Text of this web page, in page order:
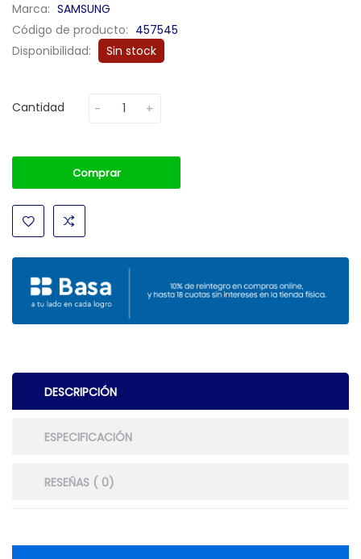
Marca: SAMSUNG
Código de producto: 457545
Disponibilidad:
Sin stock
Cantidad
Comprar
DESCRIPCIÓN
ESPECIFICACIÓN
RESEÑAS ( 0)